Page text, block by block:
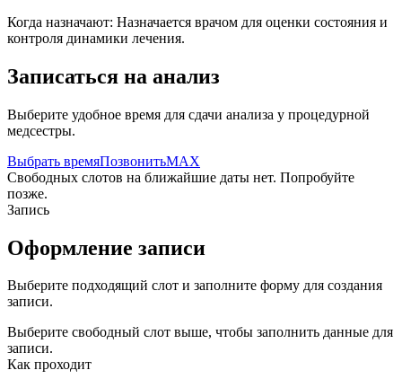
Когда назначают: Назначается врачом для оценки состояния и
контроля динамики лечения.
Записаться на анализ
Выберите удобное время для сдачи анализа у процедурной
медсестры.
Выбрать времяПозвонитьMAX
Свободных слотов на ближайшие даты нет. Попробуйте
позже.
Запись
Оформление записи
Выберите подходящий слот и заполните форму для создания
записи.
Выберите свободный слот выше, чтобы заполнить данные для
записи.
Как проходит